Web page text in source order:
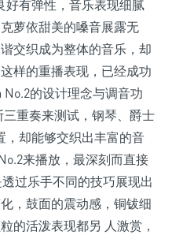
好有弹性，音乐表现细腻
萝依甜美的嗓音展露无
交织成为整体的音乐，却
样的重播表现，已经成功
的设计理念与调音功
重奏来测试，钢琴、爵士
，却能够交织出丰富的音
来播放，最深刻而直接
过乐手不同的技巧展现出
，鼓面的震动感，铜钹细
的活泼表现都另 人激赏，